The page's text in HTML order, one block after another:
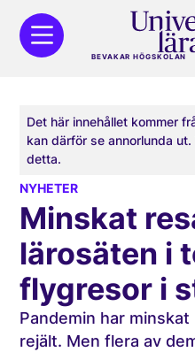
BEVAKAR HÖGSKOLAN
Det här innehållet kommer
kan därför se annorlunda
detta.
NYHETER
Minskat
lärosäten i
flygresor i
Pandemin har
rejält. Men flera av